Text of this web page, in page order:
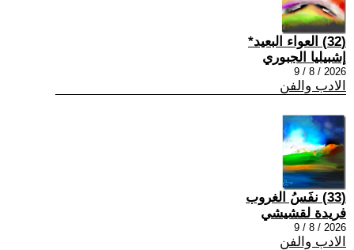
(32) العواء البعيد*
إشبيليا الجبوري
2026 / 8 / 9
الادب والفن
(33) نفَسُ الغروب
فريدة لقشيشي
2026 / 8 / 9
الادب والفن